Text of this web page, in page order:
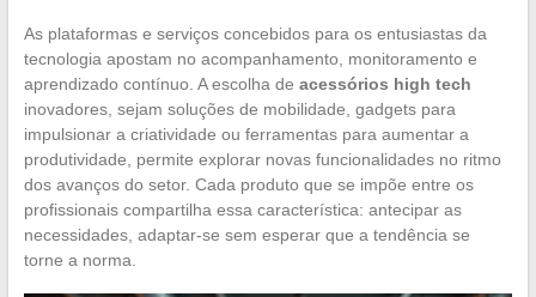
As plataformas e serviços concebidos para os entusiastas da
tecnologia apostam no acompanhamento, monitoramento e
aprendizado contínuo. A escolha de acessórios high tech
inovadores, sejam soluções de mobilidade, gadgets para
impulsionar a criatividade ou ferramentas para aumentar a
produtividade, permite explorar novas funcionalidades no ritmo
dos avanços do setor. Cada produto que se impõe entre os
profissionais compartilha essa característica: antecipar as
necessidades, adaptar-se sem esperar que a tendência se
torne a norma.